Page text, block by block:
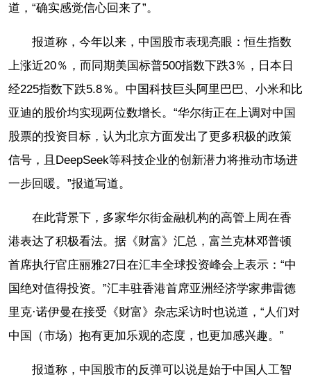
道，“确实感觉信心回来了”。
报道称，今年以来，中国股市表现亮眼：恒生指数
上涨近20％，而同期美国标普500指数下跌3％，日本日
经225指数下跌5.8％。中国科技巨头阿里巴巴、小米和比
亚迪的股价均实现两位数增长。“华尔街正在上调对中国
股票的投资目标，认为北京方面发出了更多积极的政策
信号，且DeepSeek等科技企业的创新潜力将推动市场进
一步回暖。”报道写道。
在此背景下，多家华尔街金融机构的高管上周在香
港表达了积极看法。据《财富》汇总，富兰克林邓普顿
首席执行官庄丽雅27日在汇丰全球投资峰会上表示：“中
国绝对值得投资。”汇丰驻香港首席亚洲经济学家弗雷德
里克·诺伊曼在接受《财富》杂志采访时也说道，“人们对
中国（市场）抱有更加乐观的态度，也更加感兴趣。”
报道称，中国股市的反弹可以说是始于中国人工智